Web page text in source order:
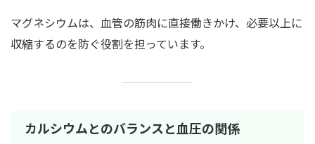
マグネシウムは、血管の筋肉に直接働きかけ、必要以上に
収縮するのを防ぐ役割を担っています。
カルシウムとのバランスと血圧の関係